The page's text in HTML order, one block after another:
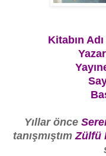
Kitabın Adı
Yıllar önce
tanışmıştımZülfü